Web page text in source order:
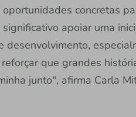
concretas
apoiar uma
desenvolvimento,
que grandes
junto", afirma Carla